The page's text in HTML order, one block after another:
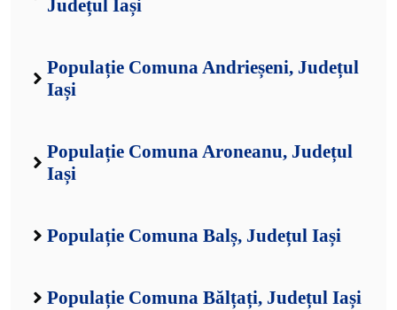
Județul Iași
Populație Comuna Andrieșeni, Județul
Iași
Populație Comuna Aroneanu, Județul
Iași
Populație Comuna Balș, Județul Iași
Populație Comuna Bălțați, Județul Iași